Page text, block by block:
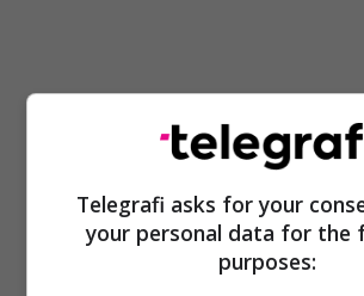
Telegrafi asks for your
your personal data for the
purposes: